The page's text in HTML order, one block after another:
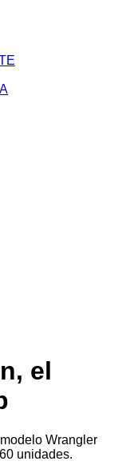
el
Wrangler
unidades.